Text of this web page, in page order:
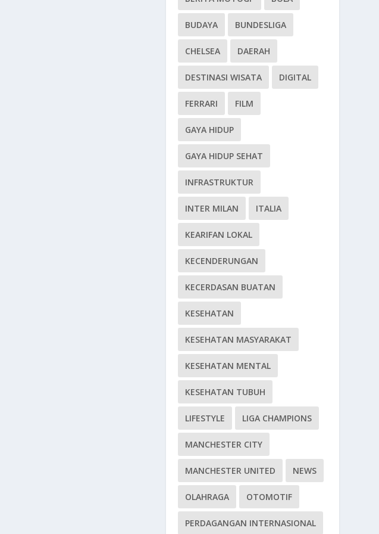
BUDAYA BUNDESLIGA
CHELSEA DAERAH
DESTINASI WISATA DIGITAL
FERRARI FILM
GAYA HIDUP
GAYA HIDUP SEHAT
INFRASTRUKTUR
INTER MILAN ITALIA
KEARIFAN LOKAL
KECENDERUNGAN
KECERDASAN BUATAN
KESEHATAN
KESEHATAN MASYARAKAT
KESEHATAN MENTAL
KESEHATAN TUBUH
LIFESTYLE LIGA CHAMPIONS
MANCHESTER CITY
MANCHESTER UNITED NEWS
OLAHRAGA OTOMOTIF
PERDAGANGAN INTERNASIONAL